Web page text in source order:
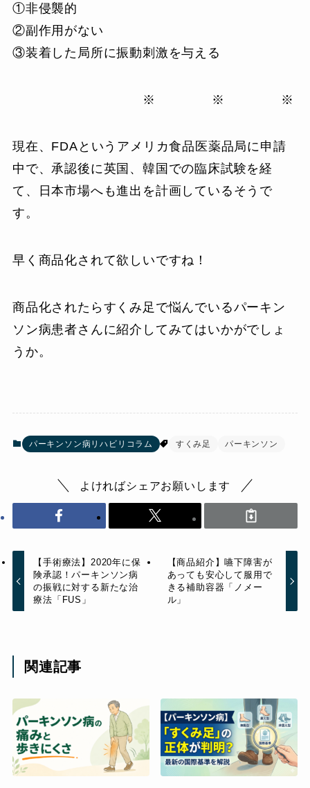
①非侵襲的
②副作用がない
③装着した局所に振動刺激を与える
※ ※ ※
現在、FDAというアメリカ食品医薬品局に申請
中で、承認後に英国、韓国での臨床試験を経
て、日本市場へも進出を計画しているそうで
す。
早く商品化されて欲しいですね！
商品化されたらすくみ足で悩んでいるパーキン
ソン病患者さんに紹介してみてはいかがでしょ
うか。
パーキンソン病リハビリコラム すくみ足 パーキンソン
よければシェアお願いします
【手術療法】2020年に保
険承認！パーキンソン病
の振戦に対する新たな治
療法「FUS」
【商品紹介】嚥下障害が
あっても安心して服用で
きる補助容器「ノメー
ル」
関連記事